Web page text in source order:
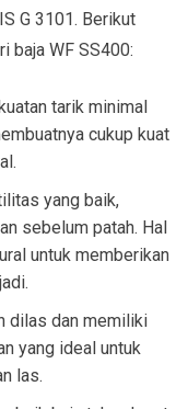
G 3101. Berikut
baja WF SS400:
tarik minimal
cukup kuat
yang baik,
sebelum patah. Hal
untuk memberikan
dilas dan memiliki
yang ideal untuk
las.